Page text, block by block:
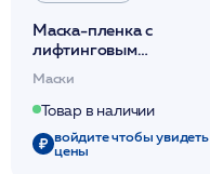
Маска-пленка с
лифтинговым
эффектом 50мл
/ORANGE LIFT MASK
/MESOPHARM
Маски
Товар в наличии
войдите чтобы увидеть
цены